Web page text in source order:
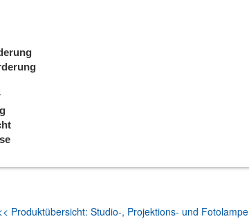
Produktübersicht: Studio-, Projektions- und Fotolampe